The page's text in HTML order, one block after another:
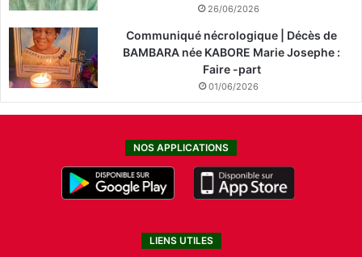
26/06/2026
Communiqué nécrologique | Décès de
BAMBARA née KABORE Marie Josephe :
Faire -part
01/06/2026
NOS APPLICATIONS
LIENS UTILES